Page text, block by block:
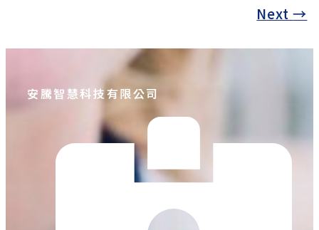
Next→
安騰智慧科技有限公司